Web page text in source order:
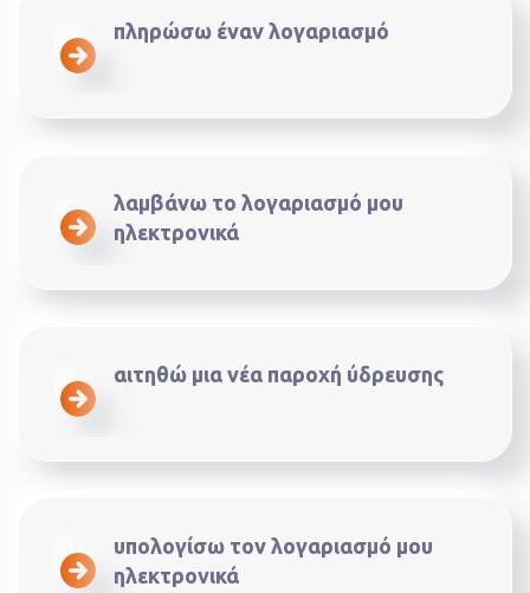
πληρώσω έναν λογαριασμό
λαμβάνω το λογαριασμό μου
ηλεκτρονικά
αιτηθώ μια νέα παροχή ύδρευσης
υπολογίσω τον λογαριασμό μου
ηλεκτρονικά